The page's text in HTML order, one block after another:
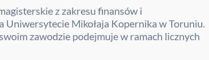
z zakresu finansów i
Uniwersytecie Mikołaja Kopernika w Toruniu.
zawodzie podejmuje w ramach licznych